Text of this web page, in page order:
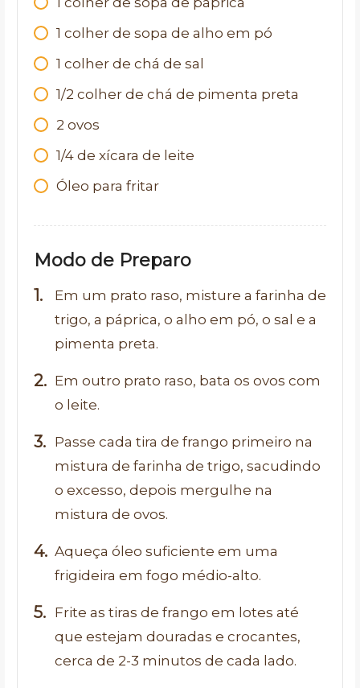
1 colher de sopa de alho em pó
1 colher de chá de sal
1/2 colher de chá de pimenta preta
2 ovos
1/4 de xícara de leite
Óleo para fritar
Modo de Preparo
Em um prato raso, misture a farinha de
trigo, a páprica, o alho em pó, o sal e a
pimenta preta.
Em outro prato raso, bata os ovos com
o leite.
Passe cada tira de frango primeiro na
mistura de farinha de trigo, sacudindo
o excesso, depois mergulhe na
mistura de ovos.
Aqueça óleo suficiente em uma
frigideira em fogo médio-alto.
Frite as tiras de frango em lotes até
que estejam douradas e crocantes,
cerca de 2-3 minutos de cada lado.